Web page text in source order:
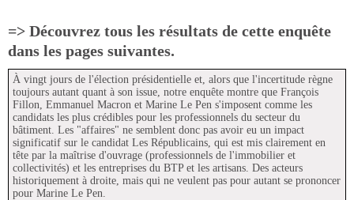
=> Découvrez tous les résultats de cette enquête
dans les pages suivantes.
À vingt jours de l'élection présidentielle et, alors que l'incertitude règne
toujours autant quant à son issue, notre enquête montre que François
Fillon, Emmanuel Macron et Marine Le Pen s'imposent comme les
candidats les plus crédibles pour les professionnels du secteur du
bâtiment. Les "affaires" ne semblent donc pas avoir eu un impact
significatif sur le candidat Les Républicains, qui est mis clairement en
tête par la maîtrise d'ouvrage (professionnels de l'immobilier et
collectivités) et les entreprises du BTP et les artisans. Des acteurs
historiquement à droite, mais qui ne veulent pas pour autant se prononcer
pour Marine Le Pen.